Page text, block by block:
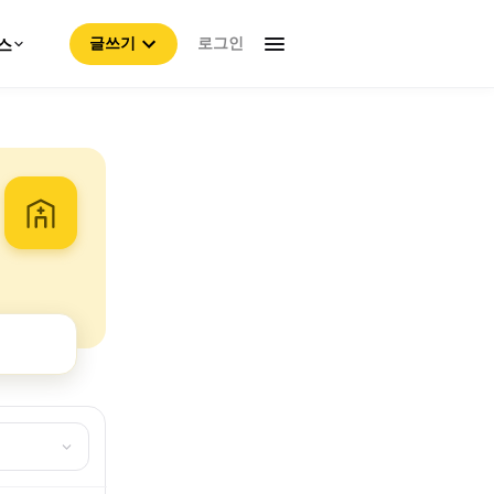
글쓰기 로그인